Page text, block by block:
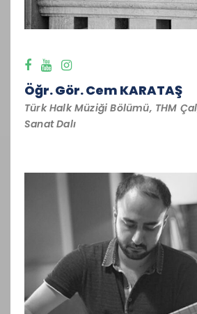
Öğr. Gör. Cem KARATAŞ
Türk Halk Müziği Bölümü, THM
Sanat Dalı